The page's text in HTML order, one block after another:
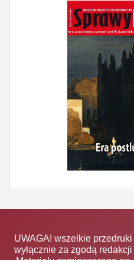
UWAGA! wszelkie przedruki
wyłącznie za zgodą redakcji